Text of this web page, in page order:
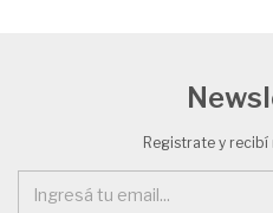
Registrate y recibí